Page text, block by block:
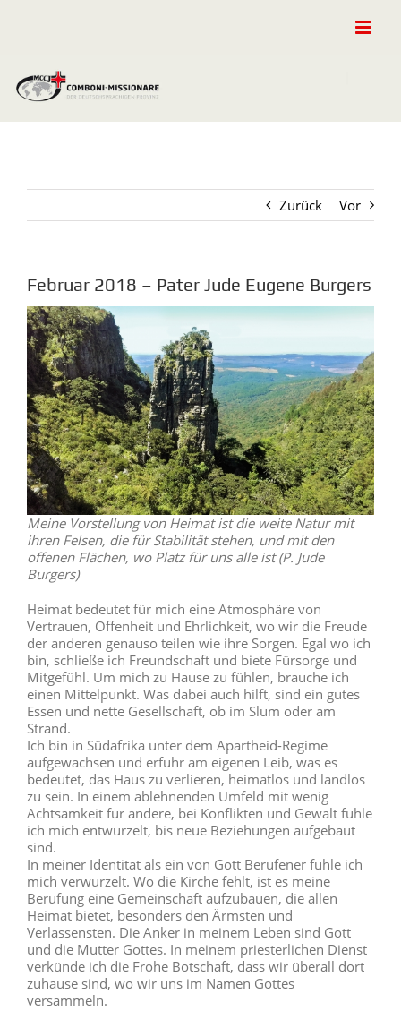
Zurück Vor
Februar 2018 – Pater Jude Eugene Burgers
Zeige
grösseres
Bild
Meine Vorstellung von Heimat ist die weite Natur mit
ihren Felsen, die für Stabilität stehen, und mit den
offenen Flächen, wo Platz für uns alle ist (P. Jude
Burgers)
Heimat bedeutet für mich eine Atmosphäre von
Vertrauen, Offenheit und Ehrlichkeit, wo wir die Freude
der anderen genauso teilen wie ihre Sorgen. Egal wo ich
bin, schließe ich Freundschaft und biete Fürsorge und
Mitgefühl. Um mich zu Hause zu fühlen, brauche ich
einen Mittelpunkt. Was dabei auch hilft, sind ein gutes
Essen und nette Gesellschaft, ob im Slum oder am
Strand.
Ich bin in Südafrika unter dem Apartheid-Regime
aufgewachsen und erfuhr am eigenen Leib, was es
bedeutet, das Haus zu verlieren, heimatlos und landlos
zu sein. In einem ablehnenden Umfeld mit wenig
Achtsamkeit für andere, bei Konflikten und Gewalt fühle
ich mich entwurzelt, bis neue Beziehungen aufgebaut
sind.
In meiner Identität als ein von Gott Berufener fühle ich
mich verwurzelt. Wo die Kirche fehlt, ist es meine
Berufung eine Gemeinschaft aufzubauen, die allen
Heimat bietet, besonders den Ärmsten und
Verlassensten. Die Anker in meinem Leben sind Gott
und die Mutter Gottes. In meinem priesterlichen Dienst
verkünde ich die Frohe Botschaft, dass wir überall dort
zuhause sind, wo wir uns im Namen Gottes
versammeln.